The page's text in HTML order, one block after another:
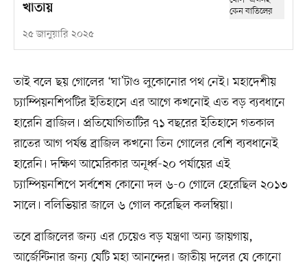
খাতায়
২৫ জানুয়ারি ২০২৫
তাই বলে ছয় গোলের ‘ঘা’টাও লুকোনোর পথ নেই। মহাদেশীয়
চ্যাম্পিয়নশিপটির ইতিহাসে এর আগে কখনোই এত বড় ব্যবধানে
হারেনি ব্রাজিল। প্রতিযোগিতাটির ৭১ বছরের ইতিহাসে গতকাল
রাতের আগ পর্যন্ত ব্রাজিল কখনো তিন গোলের বেশি ব্যবধানেই
হারেনি। দক্ষিণ আমেরিকার অনূর্ধ্ব-২০ পর্যায়ের এই
চ্যাম্পিয়নশিপে সর্বশেষ কোনো দল ৬-০ গোলে হেরেছিল ২০১৩
সালে। বলিভিয়ার জালে ৬ গোল করেছিল কলম্বিয়া।
তবে ব্রাজিলের জন্য এর চেয়েও বড় যন্ত্রণা অন্য জায়গায়,
আর্জেন্টিনার জন্য যেটি মহা আনন্দের। জাতীয় দলের যে কোনো